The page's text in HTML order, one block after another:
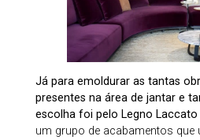
Já para emoldurar as tantas
presentes na área de jantar e
escolha foi pelo Legno Laccato
um grupo de acabamentos que